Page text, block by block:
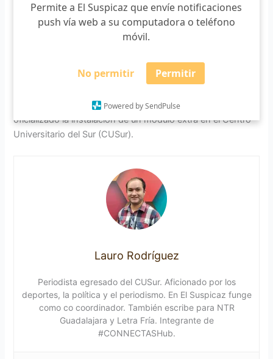
Permite a El Suspicaz que envíe notificaciones
push vía web a su computadora o teléfono
móvil.
No permitir Permitir
Powered by SendPulse
Después de acordar con la Federación Estudiantil
Universitaria (FEU) una tarifa de 5 pesos por pasaje para
que la Universidad de Guadalajara facilitaría sus
instalaciones para colocar módulos adicionales en los
Zapotlán el Grande. Pero, hasta el momento no han
oficializado la instalación de un módulo extra en el Centro
Universitario del Sur (CUSur).
Lauro Rodríguez
Periodista egresado del CUSur. Aficionado por los
deportes, la política y el periodismo. En El Suspicaz funge
como co coordinador. También escribe para NTR
Guadalajara y Letra Fría. Integrante de
#CONNECTASHub.